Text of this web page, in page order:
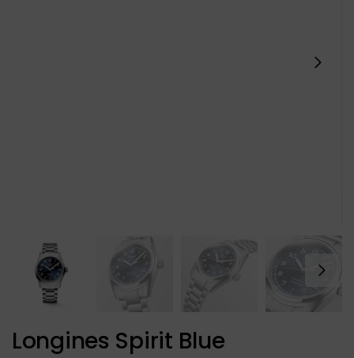
Longines Spirit Blue